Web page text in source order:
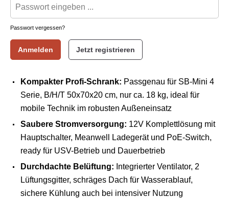
Passwort vergessen?
Anmelden Jetzt registrieren
Kompakter Profi-Schrank: Passgenau für SB-Mini 4
Serie, B/H/T 50x70x20 cm, nur ca. 18 kg, ideal für
mobile Technik im robusten Außeneinsatz
Saubere Stromversorgung: 12V Komplettlösung mit
Hauptschalter, Meanwell Ladegerät und PoE-Switch,
ready für USV-Betrieb und Dauerbetrieb
Durchdachte Belüftung: Integrierter Ventilator, 2
Lüftungsgitter, schräges Dach für Wasserablauf,
sichere Kühlung auch bei intensiver Nutzung